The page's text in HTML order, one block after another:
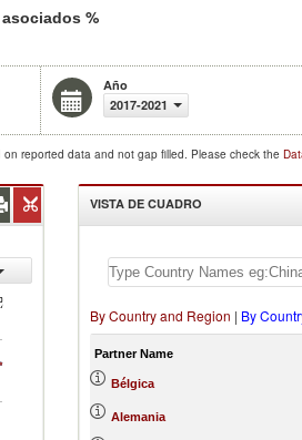
%
Año
2017-2021
reported data and not gap filled. Please check the
VISTA DE CUADRO
By Country and Region | By
Partner Name
Bélgica
Alemania